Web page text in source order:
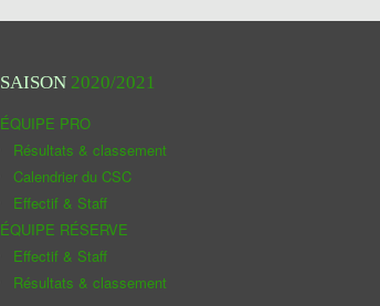
SAISON 2020/2021
ÉQUIPE PRO
Résultats & classement
Calendrier du CSC
Effectif & Staff
ÉQUIPE RÉSERVE
Effectif & Staff
Résultats & classement